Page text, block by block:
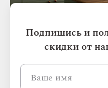
МЕТАЛЛ И
Подпишись и
скидки от